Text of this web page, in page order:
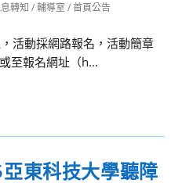
轉知 / 輔導室 / 首頁公告
活動採網路報名，活動簡章
至報名網址（h...
東科技大學聽障